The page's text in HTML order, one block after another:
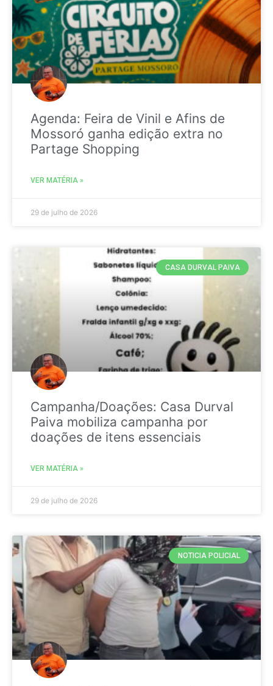
Agenda: Feira de Vinil e Afins de
Mossoró ganha edição extra no
Partage Shopping
VER MATÉRIA »
29 de julho de 2026
CASA DURVAL PAIVA
Campanha/Doações: Casa Durval
Paiva mobiliza campanha por
doações de itens essenciais
VER MATÉRIA »
29 de julho de 2026
NOTICIA POLICIAL